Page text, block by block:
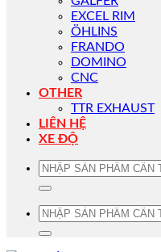
EXCEL RIM
ÖHLINS
FRANDO
DOMINO
CNC
OTHER
TTR EXHAUST
LIÊN HỆ
XE ĐỘ
Tìm
Tìm